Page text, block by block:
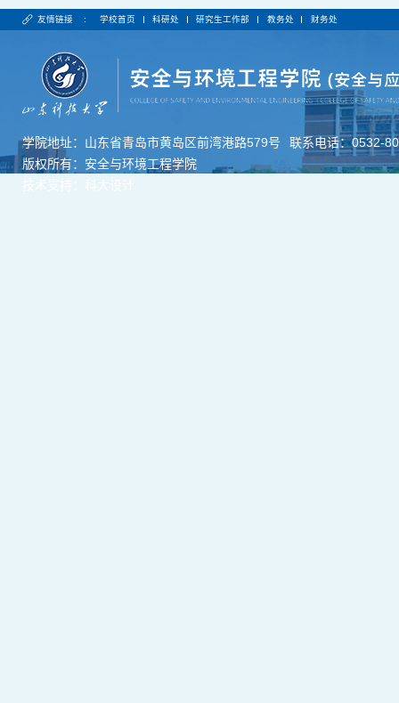
友情链接 : 学校首页 科研处 研究生工作部 教务处 财务处
学院地址：山东省青岛市黄岛区前湾港路579号
联系电话：0532-
版权所有：安全与环境工程学院